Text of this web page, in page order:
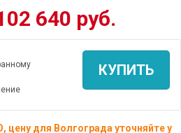
640 руб.
КУПИТЬ
для Волгограда уточняйте у